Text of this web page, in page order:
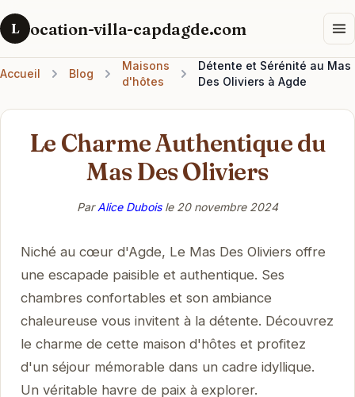
L ocation-villa-capdagde.com
Accueil Blog
Maisons
d'hôtes
Détente et Sérénité au Mas
Des Oliviers à Agde
Le Charme Authentique du
Mas Des Oliviers
ParAlice Duboisle 20 novembre 2024
Niché au cœur d'Agde, Le Mas Des Oliviers offre
une escapade paisible et authentique. Ses
chambres confortables et son ambiance
chaleureuse vous invitent à la détente. Découvrez
le charme de cette maison d'hôtes et profitez
d'un séjour mémorable dans un cadre idyllique.
Un véritable havre de paix à explorer.